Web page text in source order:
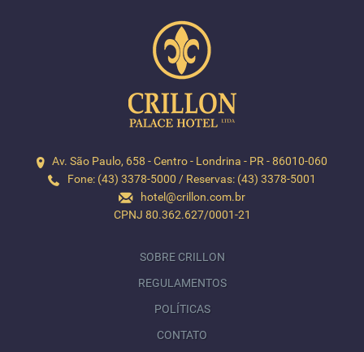
Av. São Paulo, 658 - Centro - Londrina - PR - 86010-060
Fone: (43) 3378-5000 / Reservas: (43) 3378-5001
hotel@crillon.com.br
CPNJ 80.362.627/0001-21
SOBRE CRILLON
REGULAMENTOS
POLÍTICAS
CONTATO